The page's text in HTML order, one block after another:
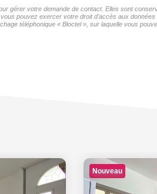
gérer votre demande de contact. Elles sont
pouvez exercer votre droit d'accès aux
téléphonique « Bloctel », sur laquelle vous
Nouveau